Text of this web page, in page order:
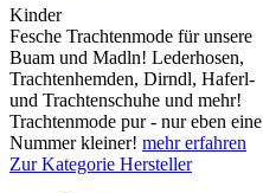
Kinder
Fesche Trachtenmode für unsere
Buam und Madln! Lederhosen,
Trachtenhemden, Dirndl, Haferl-
und Trachtenschuhe und mehr!
Trachtenmode pur - nur eben eine
Nummer kleiner! mehr erfahren
Zur Kategorie Hersteller